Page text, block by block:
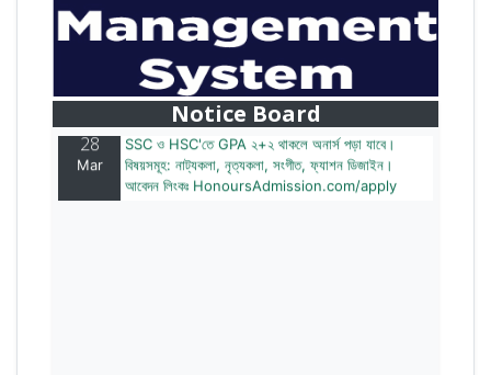
Notice Board
বাজেটের মধ্যে প্রাইভেট ইউনিভার্সিটিতে অনার্স পড়ার সুযোগ।
২০টির অধিক বিষয়, ৪ বছরে মোট খরচ ২ লক্ষ থেকে ৫ লক্ষ টাকা।
আবেদন লিংকঃ HonoursAdmission.com/apply
28
Mar
SSC ও HSC'তে GPA ২+২ থাকলে অনার্স পড়া যাবে।
বিষয়সমূহ: নাট্যকলা, নৃত্যকলা, সংগীত, ফ্যাশন ডিজাইন।
আবেদন লিংকঃ HonoursAdmission.com/apply